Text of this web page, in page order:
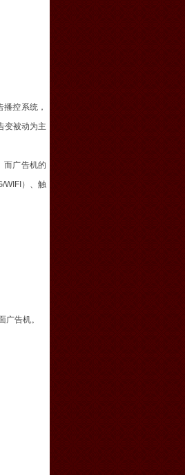
控系统，
变被动为主
而广告机的
WIFI）、触
告机。